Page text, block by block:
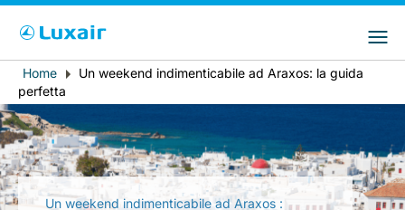
Paese di residenza
Breadcrumb
Home
Un weekend indimenticabile ad Araxos: la guida
perfetta
Un weekend indimenticabile ad Araxos :